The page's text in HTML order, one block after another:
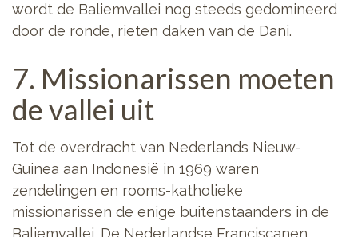
wordt de Baliemvallei nog steeds gedomineerd
door de ronde, rieten daken van de Dani.
7. Missionarissen moeten
de vallei uit
Tot de overdracht van Nederlands Nieuw-
Guinea aan Indonesië in 1969 waren
zendelingen en rooms-katholieke
missionarissen de enige buitenstaanders in de
Baliemvallei. De Nederlandse Franciscanen